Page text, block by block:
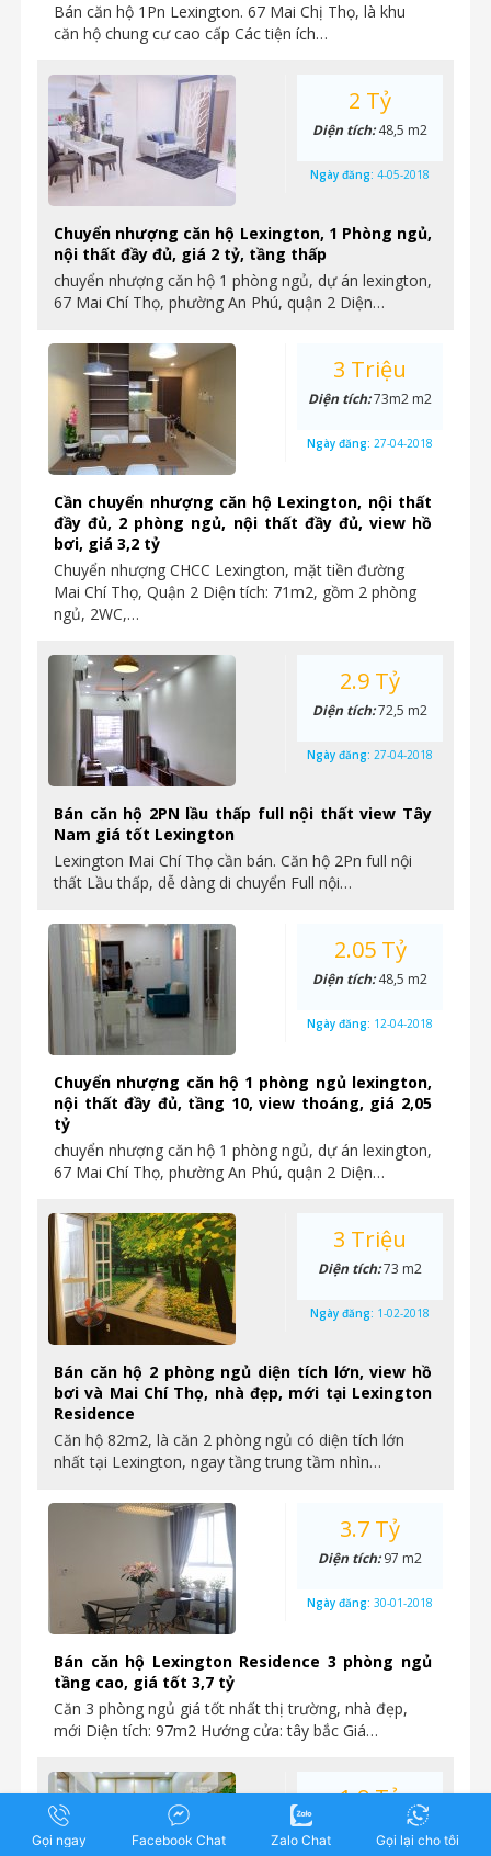
Bán căn hộ 1Pn Lexington. 67 Mai Chị Thọ, là khu
căn hộ chung cư cao cấp Các tiện ích…
Chuyển nhượng căn hộ Lexington, 1 Phòng ngủ,
nội thất đầy đủ, giá 2 tỷ, tầng thấp
chuyển nhượng căn hộ 1 phòng ngủ, dự án lexington,
67 Mai Chí Thọ, phường An Phú, quận 2 Diện…
2 Tỷ
Diện tích:48,5 m2
Ngày đăng: 4-05-2018
Cần chuyển nhượng căn hộ Lexington, nội thất
đầy đủ, 2 phòng ngủ, nội thất đầy đủ, view hồ
bơi, giá 3,2 tỷ
Chuyển nhượng CHCC Lexington, mặt tiền đường
Mai Chí Thọ, Quận 2 Diện tích: 71m2, gồm 2 phòng
ngủ, 2WC,…
3 Triệu
Diện tích:73m2 m2
Ngày đăng: 27-04-2018
Bán căn hộ 2PN lầu thấp full nội thất view Tây
Nam giá tốt Lexington
Lexington Mai Chí Thọ cần bán. Căn hộ 2Pn full nội
thất Lầu thấp, dễ dàng di chuyển Full nội…
2.9 Tỷ
Diện tích:72,5 m2
Ngày đăng: 27-04-2018
Chuyển nhượng căn hộ 1 phòng ngủ lexington,
nội thất đầy đủ, tầng 10, view thoáng, giá 2,05
tỷ
chuyển nhượng căn hộ 1 phòng ngủ, dự án lexington,
67 Mai Chí Thọ, phường An Phú, quận 2 Diện…
2.05 Tỷ
Diện tích:48,5 m2
Ngày đăng: 12-04-2018
Bán căn hộ 2 phòng ngủ diện tích lớn, view hồ
bơi và Mai Chí Thọ, nhà đẹp, mới tại Lexington
Residence
Căn hộ 82m2, là căn 2 phòng ngủ có diện tích lớn
nhất tại Lexington, ngay tầng trung tầm nhìn…
3 Triệu
Diện tích:73 m2
Ngày đăng: 1-02-2018
Bán căn hộ Lexington Residence 3 phòng ngủ
tầng cao, giá tốt 3,7 tỷ
Căn 3 phòng ngủ giá tốt nhất thị trường, nhà đẹp,
mới Diện tích: 97m2 Hướng cửa: tây bắc Giá…
3.7 Tỷ
Diện tích:97 m2
Ngày đăng: 30-01-2018
1.9 Tỷ
48,5 m2
Gọi ngay Facebook Chat Zalo Chat Gọi lại cho tôi